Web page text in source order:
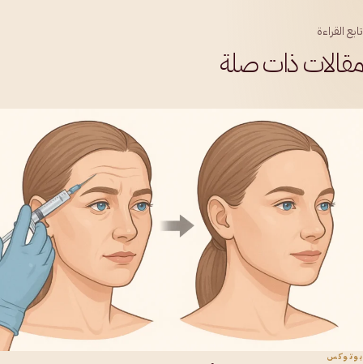
تابع القراءة
مقالات ذات صلة
بوتوكس